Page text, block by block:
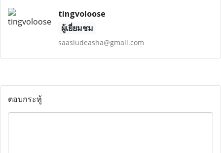
tingvoloose
ผู้เยี่ยมชม
saasludeasha@gmail.com
ตอบกระทู้